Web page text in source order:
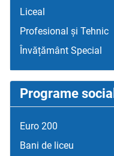
Liceal
Profesional și Tehnic
Învățământ Special
Programe
Euro 200
Bani de liceu